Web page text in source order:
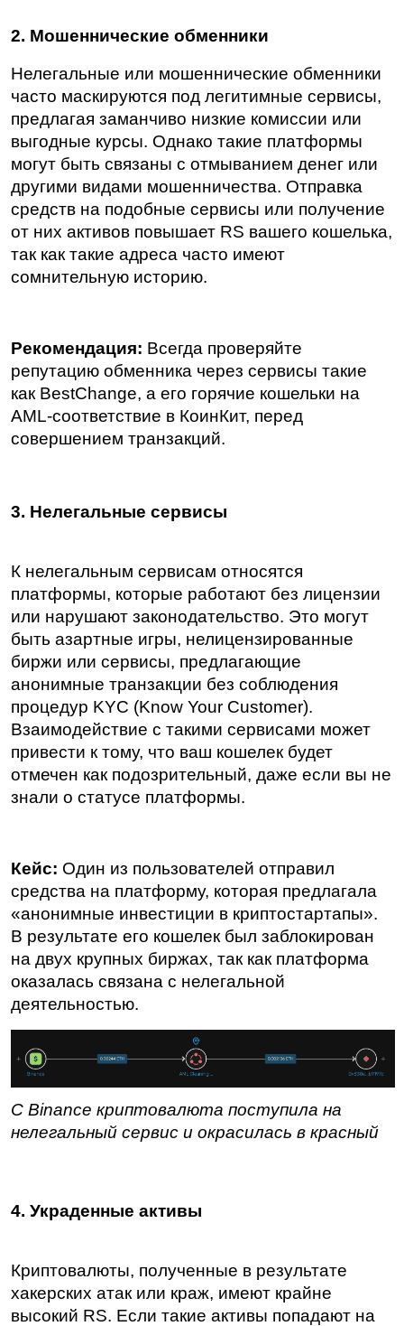
2. Мошеннические обменники
Нелегальные или мошеннические обменники
часто маскируются под легитимные сервисы,
предлагая заманчиво низкие комиссии или
выгодные курсы. Однако такие платформы
могут быть связаны с отмыванием денег или
другими видами мошенничества. Отправка
средств на подобные сервисы или получение
от них активов повышает RS вашего кошелька,
так как такие адреса часто имеют
сомнительную историю.
Рекомендация: Всегда проверяйте
репутацию обменника через сервисы такие
как BestChange, а его горячие кошельки на
AML-соответствие в КоинКит, перед
совершением транзакций.
3. Нелегальные сервисы
К нелегальным сервисам относятся
платформы, которые работают без лицензии
или нарушают законодательство. Это могут
быть азартные игры, нелицензированные
биржи или сервисы, предлагающие
анонимные транзакции без соблюдения
процедур KYC (Know Your Customer).
Взаимодействие с такими сервисами может
привести к тому, что ваш кошелек будет
отмечен как подозрительный, даже если вы не
знали о статусе платформы.
Кейс: Один из пользователей отправил
средства на платформу, которая предлагала
«анонимные инвестиции в криптостартапы».
В результате его кошелек был заблокирован
на двух крупных биржах, так как платформа
оказалась связана с нелегальной
деятельностью.
С Binance криптовалюта поступила на
нелегальный сервис и окрасилась в красный
4. Украденные активы
Криптовалюты, полученные в результате
хакерских атак или краж, имеют крайне
высокий RS. Если такие активы попадают на